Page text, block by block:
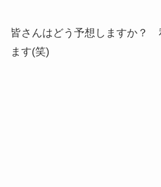
皆さんはどう予想しますか？
ます(笑)